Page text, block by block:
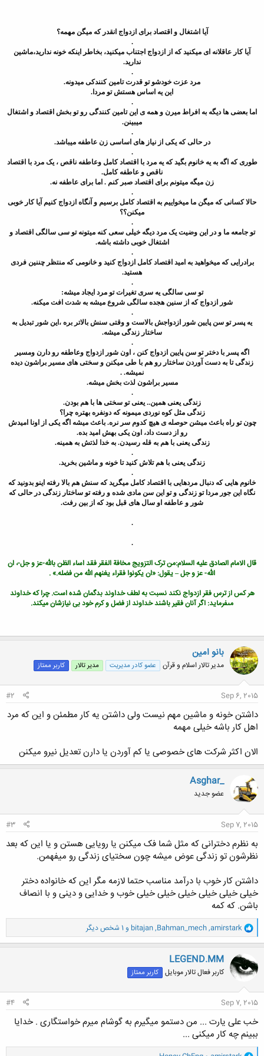
آیا اشتغال و اقتصاد برای ازدواج انقدر که میگن مهمه؟
.
آیا کار عاقلانه ای میکنید که از ازدواج اجتناب میکنید، بخاطر اینکه خونه ندارید،ماشین
ندارید.
.
مرد عزت خودشو تو قدرت تامین کنندکی میدونه.
این یه اساس هستش تو مردا.
.
اما بعضی ها دیگه به افراط میرن و همه ی این تامین کنندگی رو تو بخش اقتصاد و اشتغال
میبینن.
.
در حالی که یکی از نیاز های اساسی زن عاطفه میباشد.
.
طوری که اگه به یه خانوم بگید که یه مرد با اقتصاد کامل وعاطفه ناقص ، یک مرد با اقتصاد
ناقص و عاطفه کامل.
زن میگه میتونم برای اقتصاد صبر کنم . اما برای عاطفه نه.
.
حالا کسانی که میگن ما میخواییم به اقتصاد کامل برسیم و آنگاه ازدواج کنیم آیا کار خوبی
میکنن؟؟
.
تو جامعه ما و در این وضیت یک مرد دیگه خیلی سعی کنه میتونه تو سی سالگی اقتصاد و
اشتغال خوبی داشته باشه.
.
برادرایی که میخواهید به امید اقتصاد کامل ازدواج کنید و خانومی که منتظر چننین فردی
هستید.
.
تو سی سالگی یه سری تغیرات تو مرد ایجاد میشه:
شور ازدواج که از سنین هجده سالگی شروع میشه به شدت افت میکنه.
.
یه پسر تو سن پایین شور ازدواجش بالاست و وقتی سنش بالاتر بره ،این شور تبدیل به
ساختار زندگی میشه.
.
اگه پسر با دختر تو سن پایین ازدواج کنن ، اون شور ازدواج وعاطفه رو دارن ومسیر
زندگی تا به دست آوردن ساختار رو هم با طی میکنن و سختی های مسیر براشون دیده
نمیشه. .
مسیر براشون لذت بخش میشه.
.
زندگی یعنی همین.. یعنی تو سختی ها با هم بودن.
زندگی مثل کوه نوردی میمونه که دونفره بهتره چرا؟
چون تو راه باعث میشن حوصله ی هیچ کدوم سر نره. باعث میشه اگه یکی از اونا امیدش
رو از دست داد، اون یکی بهش امید بده.
زندگی یعنی با هم به قله رسیدن. به خدا لذتش به همینه.
.
زندگی یعنی با هم تلاش کنید تا خونه و ماشین بخرید.
.
خانوم هایی که دنبال مردهایی با اقتصاد کامل میگرید که سنش هم بالا رفته اینو بدونید که
نگاه این جور مردا تو زندگی و تو این سن مادی شده و رفته تو ساختار زندگی در حالی که
شور و عاطفه او سال های قبل بود که از بین رفت.
.
.
قال الامام الصادق عليه السلام:من ترک التزويج مخافة الفقر فقد اساء الظن بالله-عز و جل-، ان
الله- عز و جل – يقول: «ان يکونوا فقراء يغنهم الله من فضله.» .
هر کس از ترس فقر ازدواج نکند نسبت‏ به لطف خداوند بدگمان شده است. چرا که خداوند
مى‏فرمايد: اگر آنان فقير باشند خداوند از فضل و کرم خود بى نيازشان میکند.
بانو امین
مدیر تالار اسلام و قرآن عضو کادر مدیریت مدیر تالار کاربر ممتاز
Sep 6, 2015
#2
داشتن خونه و ماشین مهم نیست ولی داشتن یه کار مطمئن و این که مرد
اهل کار باشه خیلی مهمه
الان اکثر شرکت های خصوصی یا کم آوردن یا دارن تعدیل نیرو میکنن
Asghar_
عضو جدید
Sep 7, 2015
#3
به نظرم دخترانی که مثل شما فک میکنن یا رویایی هستن و یا این که بعد
نظرشون تو زندگی عوض میشه چون سختیای زندگی رو میفهمن.
داشتن کار خوب با درآمد مناسب حتما لازمه مگر این که خانواده دختر
خیلی خیلی خیلی خیلی خیلی خیلی خوب و خدایی و دینی و با انصاف
باشن. که کمه
و
ا
ک
ن
ش
ه
amirstark
,
Bahman_mech
,
bitajan و 1 شخص دیگر
LEGEND.MM
کاربر فعال تالار موبایل کاربر ممتاز
Sep 7, 2015
#4
خب علی یارت ... من دستمو میگیرم به گوشام میرم خواستگاری . خدایا
ببینم چه کار میکنی ...